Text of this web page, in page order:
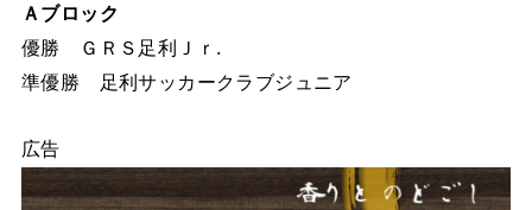
Ａブロック
優勝 ＧＲＳ足利Ｊｒ.
準優勝 足利サッカークラブジュニア
広告